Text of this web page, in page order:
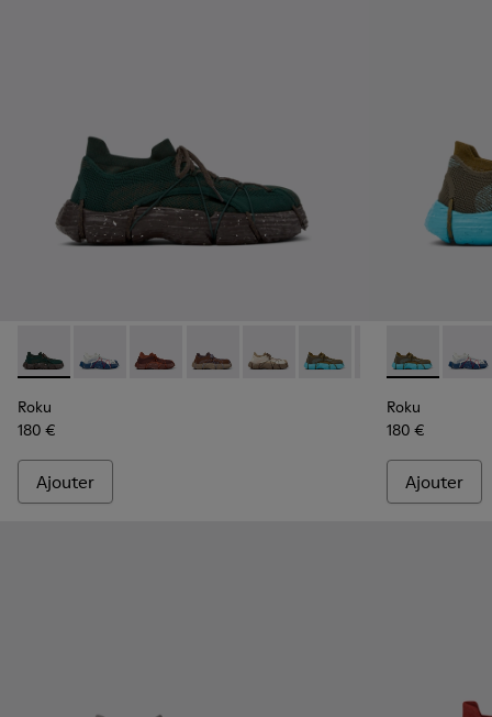
Roku - K100953-012 - Baskets vertes pour homme
Roku - K100953-014 - Baskets en textile
Roku - K100953-010 - Baskets bordeaux pour
Roku - K100953-009 - Baskets
Roku - K100953-008 - Baskets
Roku - K100953-007 -
Roku -Roku -
Roku
180 €
Ajouter
Roku -
Roku
180 €
Ajouter